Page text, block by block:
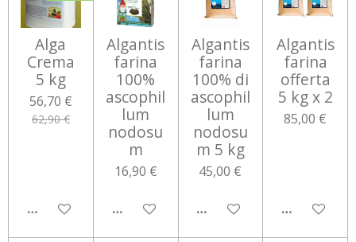
Alga
Crema
5 kg
56,70 €
62,90 €
AGGIUNGI AL CARRELLO
Algantis
farina
100%
ascophil
lum
nodosu
m
16,90 €
AGGIUNGI AL CARRELLO
Algantis
farina
100% di
ascophil
lum
nodosu
m 5 kg
45,00 €
AGGIUNGI AL CARRELLO
Algantis
farina
offerta
5 kg x 2
85,00 €
AGGIUNGI